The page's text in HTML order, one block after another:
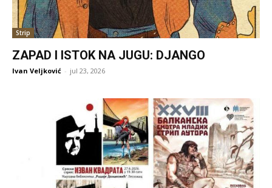
Strip
ZAPAD I ISTOK NA JUGU: DJANGO
Ivan Veljković - jul 23, 2026